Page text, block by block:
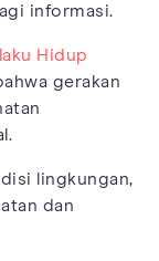
informasi.
Hidup
gerakan
lingkungan,
dan